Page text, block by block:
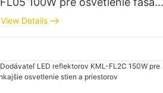
budov a stavenísk
View Details